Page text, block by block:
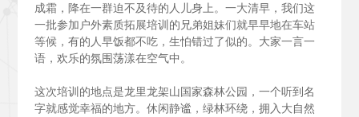
成霜，降在一群迫不及待的人儿身上。一大清早，我们这
一批参加户外素质拓展培训的兄弟姐妹们就早早地在车站
等候，有的人早饭都不吃，生怕错过了似的。大家一言一
语，欢乐的氛围荡漾在空气中。
这次培训的地点是龙里龙架山国家森林公园，一个听到名
字就感觉幸福的地方。休闲静谧，绿林环绕，拥入大自然